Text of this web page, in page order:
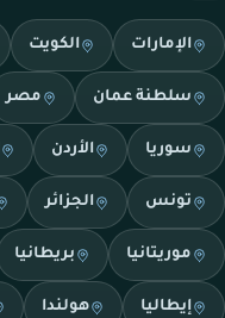
الإمارات الكويت
سلطنة عمان مصر
سوريا الأردن
تونس الجزائر
موريتانيا بريطانيا
إيطاليا هولندا